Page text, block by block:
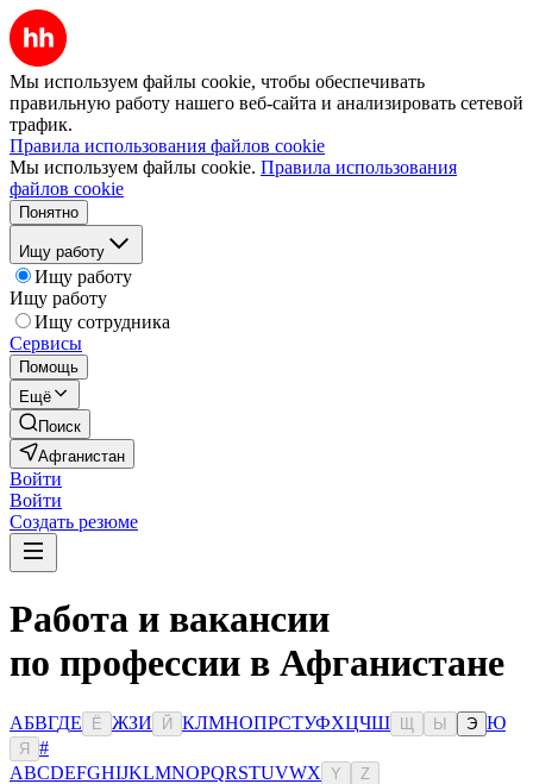
Мы используем файлы cookie, чтобы обеспечивать
правильную работу нашего веб-сайта и анализировать сетевой
трафик.
Правила использования файлов cookie
Мы используем файлы cookie. Правила использования
файлов cookie
Понятно
Ищу работу
Ищу работу
Ищу работу
Ищу сотрудника
Сервисы
Помощь
Ещё
Поиск
Афганистан
Войти
Войти
Создать резюме
Работа и вакансии
по профессии в Афганистане
АБВГДЕ Ё ЖЗИ Й КЛМНОПРСТУФХЦЧШ Ы Э Ю
Я
#
ABCDEFGHIJKLMNOPQRSTUVWX Y Z